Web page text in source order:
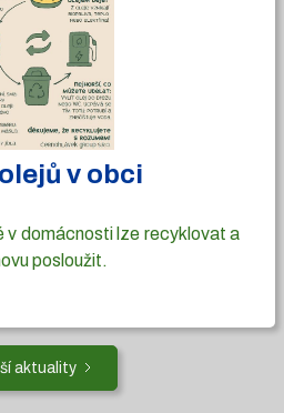
v obci
v domácnosti lze recyklovat a
posloužit.
aktuality